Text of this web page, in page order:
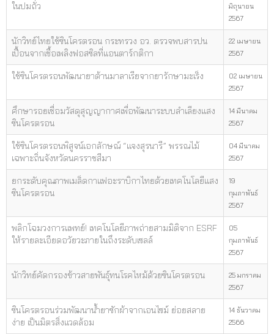
ในปมถั่ว
มิถุนายน
2567
นักวิทย์ไทยใช้ซินโครตรอน กระทรวง อว. ตรวจพบสารปน
เปื้อนจากเชื้อเพลิงฟอสซิลที่แอนตาร์กติกา
22 เมษายน
2567
ใช้ซินโครตรอนพัฒนายาต้านมาลาเรียจากยารักษามะเร็ง
02 เมษายน
2567
ศึกษารอยเชื่อมวัสดุสุญญากาศเพื่อพัฒนาระบบลำเลียงแสง
ซินโครตรอน
14 มีนาคม
2567
ใช้ซินโครตรอนพิสูจน์เอกลักษณ์ “แจงสุรนารี” พรรณไม้
เฉพาะถิ่นจังหวัดนครราชสีมา
04 มีนาคม
2567
ยกระดับคุณภาพเมล็ดกาแฟอะราบิกาไทยด้วยเทคโนโลยีแสง
ซินโครตรอน
19
กุมภาพันธ์
2567
พลิกโฉมวงการแพทย์! เทคโนโลยีภาพถ่ายสามมิติจาก ESRF
ให้รายละเอียดอวัยวะภายในถึงระดับเซลล์
05
กุมภาพันธ์
2567
นักวิทย์คัดกรองข้าวสายพันธุ์ทนโรคไหม้ด้วยซินโครตรอน
25 มกราคม
2567
ซินโครตรอนร่วมพัฒนาน้ำยาซักผ้าจากเอนไซม์ ย่อยสลาย
ง่าย เป็นมิตรสิ่งแวดล้อม
14 ธันวาคม
2566